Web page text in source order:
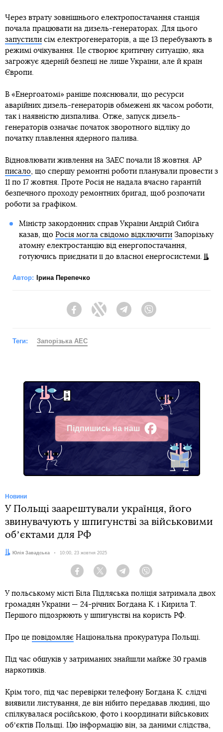
Через втрату зовнішнього електропостачання станція
почала працювати на дизель-генераторах. Для цього
запустили сім електрогенераторів, а ще 13 перебувають в
режимі очікування. Це створює критичну ситуацію, яка
загрожує ядерній безпеці не лише України, але й країн
Європи.
В «Енергоатомі» раніше пояснювали, що ресурси
аварійних дизель-генераторів обмежені як часом роботи,
так і наявністю дизпалива. Отже, запуск дизель-
генераторів означає початок зворотного відліку до
початку плавлення ядерного палива.
Відновлювати живлення на ЗАЕС почали 18 жовтня. AP
писало, що спершу ремонтні роботи планували провести з
11 по 17 жовтня. Проте Росія не надала вчасно гарантій
безпечного проходу ремонтних бригад, щоб розпочати
роботи за графіком.
Міністр закордонних справ України Андрій Сибіга
казав, що Росія могла свідомо відключитиЗапорізьку
атомну електростанцію від енергопостачання,
готуючись приєднати її до власної енергосистеми.
Автор: Ірина Перепечко
FacebookTwitter Telegram
Теги: Запорізька АЕС
Підпишись на наш
Facebook
Новини
У Польщі заарештували українця, його
звинувачують у шпигунстві за військовими
обʼєктами для РФ
Автор:Юлія Завадська Дата:
10:00, 23 жовтня 2025
Facebook Twitter Telegram
У польському місті Біла Підляська поліція затримала двох
громадян України — 24-річних Богдана К. і Кирила Т.
Першого підозрюють у шпигунстві на користь РФ.
Про це повідомляє Національна прокуратура Польщі.
Під час обшуків у затриманих знайшли майже 30 грамів
наркотиків.
Крім того, під час перевірки телефону Богдана К. слідчі
виявили листування, де він нібито передавав людині, що
спілкувалася російською, фото і координати військових
обʼєктів Польщі. Цю інформацію він, за даними слідства,